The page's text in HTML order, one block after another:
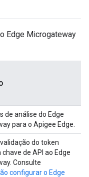
Edge Microgateway
de análise do Edge
para o Apigee Edge.
do token
de API ao Edge
Consulte
configurar o Edge